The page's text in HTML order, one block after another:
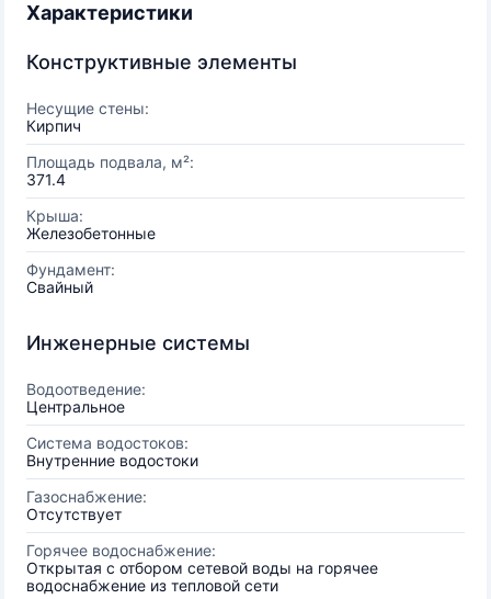
Характеристики
Конструктивные элементы
Несущие стены:
Кирпич
Площадь подвала, м²:
371.4
Крыша:
Железобетонные
Фундамент:
Свайный
Инженерные системы
Водоотведение:
Центральное
Система водостоков:
Внутренние водостоки
Газоснабжение:
Отсутствует
Горячее водоснабжение:
Открытая с отбором сетевой воды на горячее
водоснабжение из тепловой сети